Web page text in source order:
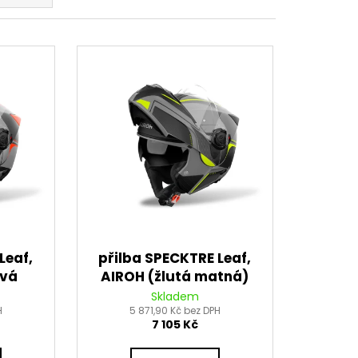
přilba SPECKTRE Leaf,
AIROH (žlutá matná)
2026
Skladem
5 871,90 Kč bez DPH
7 105 Kč
14 PALCŮ